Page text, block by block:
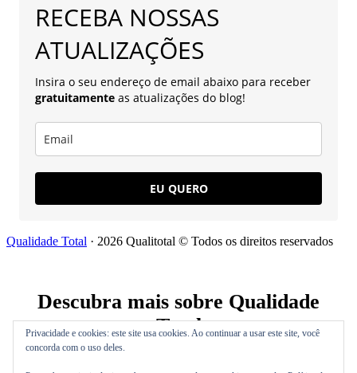
RECEBA NOSSAS
ATUALIZAÇÕES
Insira o seu endereço de email abaixo para receber
gratuitamente as atualizações do blog!
EU QUERO
Privacidade e cookies: este site usa cookies. Ao continuar a usar este site, você
concorda com o uso deles.
Qualidade Total · 2026 Qualitotal © Todos os direitos reservados
Descubra mais sobre Qualidade
Total
Assine agora mesmo para continuar lendo e ter acesso ao